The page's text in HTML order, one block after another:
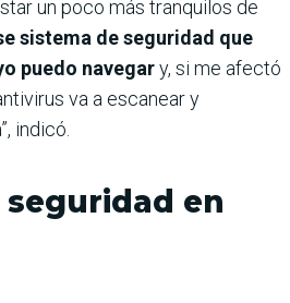
un poco más tranquilos de
sistema de seguridad que
puedo navegary, si me afectó
va a escanear y
indicó.
seguridad en